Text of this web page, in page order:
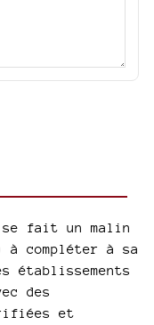
se fait un malin
compléter à sa
établissements
des
et